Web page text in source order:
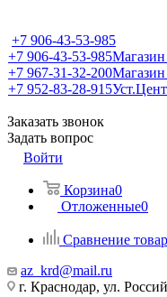
+7 906-43-53-985
+7 906-43-53-985Магазин
+7 967-31-32-200Магазин
+7 952-83-28-915
Заказать звонок
Задать вопрос
Войти
Корзина0
Отложенные0
Сравнение
az_krd@mail.ru
г. Краснодар, ул.